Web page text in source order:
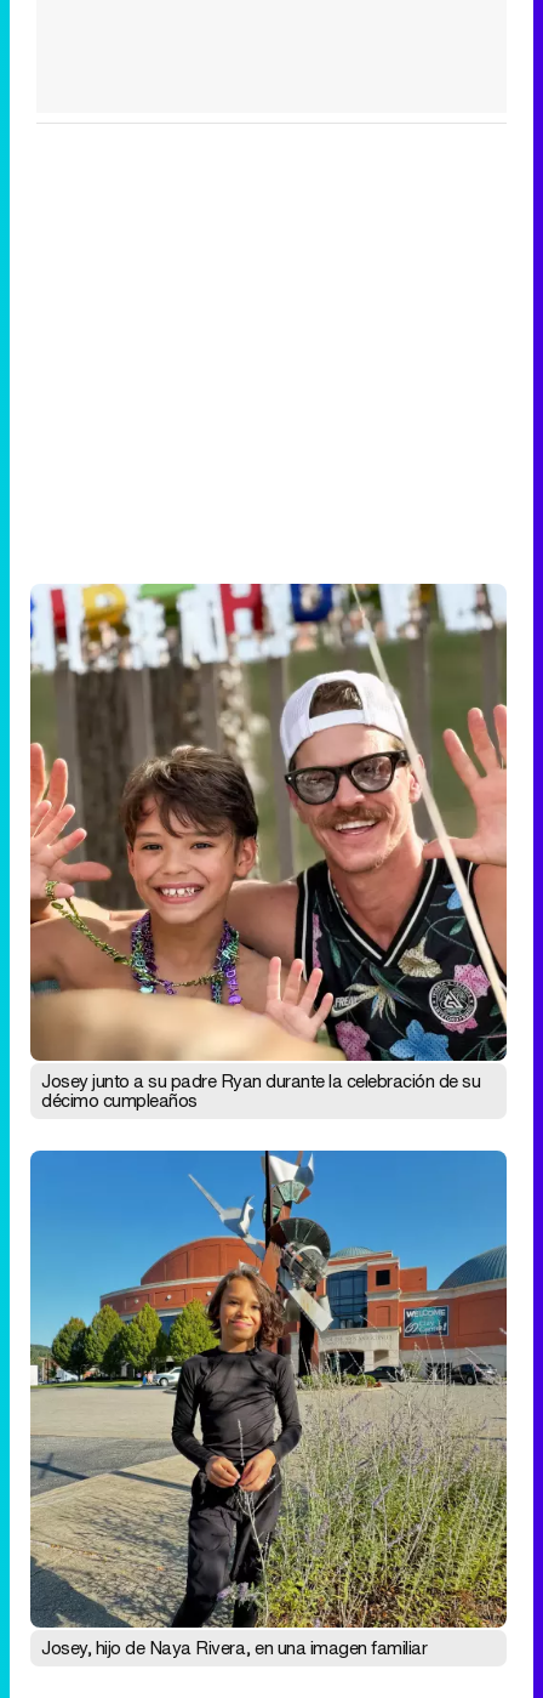
Josey junto a su padre Ryan durante la celebración de su
décimo cumpleaños
Josey, hijo de Naya Rivera, en una imagen familiar